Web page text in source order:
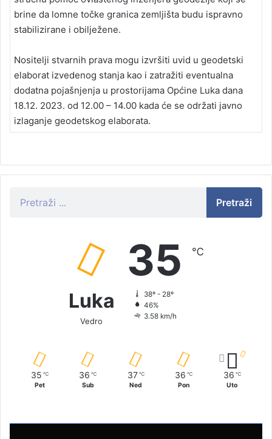
brine da lomne točke granica zemljišta budu ispravno
stabilizirane i obilježene.
Nositelji stvarnih prava mogu izvršiti uvid u geodetski
elaborat izvedenog stanja kao i zatražiti eventualna
dodatna pojašnjenja u prostorijama Općine Luka dana
18.12. 2023. od 12.00 – 14.00 kada će se održati javno
izlaganje geodetskog elaborata.
Pretraži
Luka
Vedro
35 ℃
38º - 28º
46%
3.58 km/h
35 ℃
Pet
36 ℃
Sub
37 ℃
Ned
36 ℃
Pon
36 ℃
Uto